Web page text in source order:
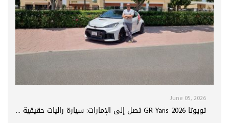
June 05, 2026
تويوتا GR Yaris 2026 تصل إلى الإمارات: سيارة راليات حقيقية ...